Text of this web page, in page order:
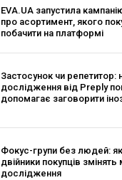
EVA.UA запустила
про асортимент, якого
побачити на платформі
Застосунок чи репетитор:
дослідження від Preply
допомагає заговорити
Фокус-групи без людей:
двійники покупців змінять
дослідження